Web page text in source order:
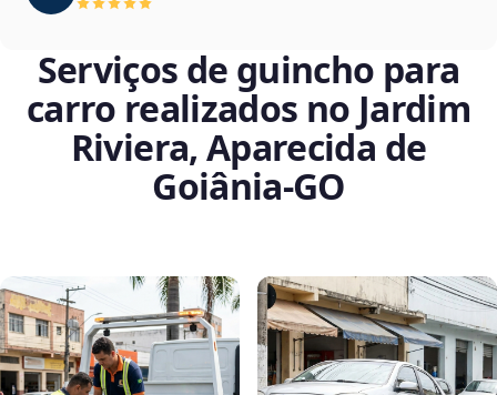
Serviços de guincho para
carro realizados no Jardim
Riviera, Aparecida de
Goiânia‑GO